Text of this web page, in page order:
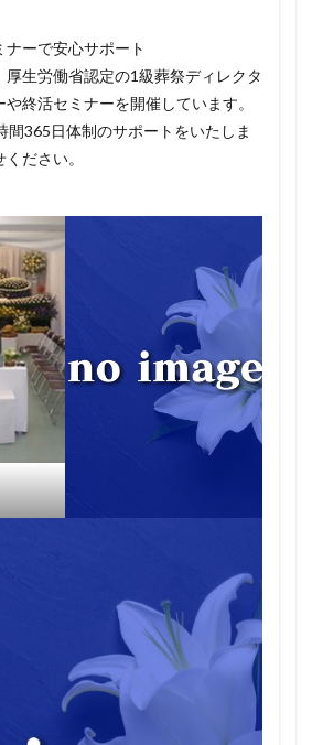
ーで安心サポート
生労働省認定の1級葬祭ディレクタ
終活セミナーを開催しています。
間365日体制のサポートをいたしま
ださい。